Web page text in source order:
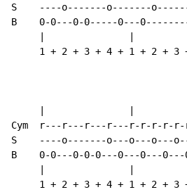
S    ----o-------o-------
B    0-0---0-0-----0---0--------
1 + 2 + 3 + 4 + 1 + 2 + 3
Cym  r---r---r---r---r-r-r-r-r-
S    ----o-------o---o---o---
B    0-0---0-0-0---0---0---0---
1 + 2 + 3 + 4 + 1 + 2 + 3